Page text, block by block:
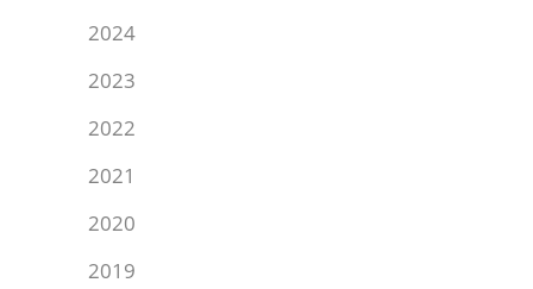
2024
2023
2022
2021
2020
2019